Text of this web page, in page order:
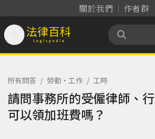
關於我們 作者群
法律百科 Legispedia
所有問答 / 勞動‧工作 / 工時
請問事務所的受僱律師、
可以領加班費嗎？